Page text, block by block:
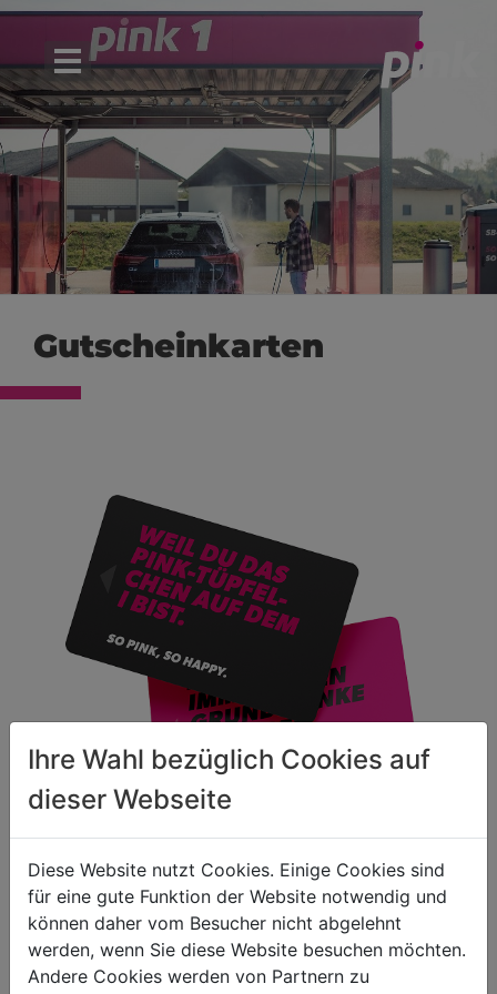
Gutscheinkarten
Schenke Freude - in pink!
Auf der Suche nach dem passenden
Ihre Wahl bezüglich Cookies auf
dieser Webseite
Diese Website nutzt Cookies. Einige Cookies sind
für eine gute Funktion der Website notwendig und
können daher vom Besucher nicht abgelehnt
werden, wenn Sie diese Website besuchen möchten.
Andere Cookies werden von Partnern zu